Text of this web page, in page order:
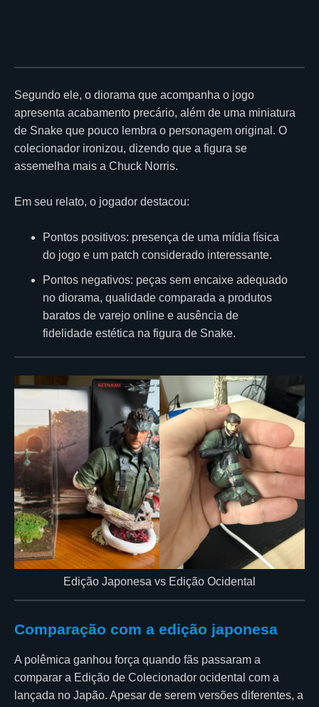
Segundo ele, o diorama que acompanha o jogo
apresenta acabamento precário, além de uma miniatura
de Snake que pouco lembra o personagem original. O
colecionador ironizou, dizendo que a figura se
assemelha mais a Chuck Norris.
Em seu relato, o jogador destacou:
Pontos positivos: presença de uma mídia física
do jogo e um patch considerado interessante.
Pontos negativos: peças sem encaixe adequado
no diorama, qualidade comparada a produtos
baratos de varejo online e ausência de
fidelidade estética na figura de Snake.
Edição Japonesa vs Edição Ocidental
Comparação com a edição japonesa
A polêmica ganhou força quando fãs passaram a
comparar a Edição de Colecionador ocidental com a
lançada no Japão. Apesar de serem versões diferentes, a